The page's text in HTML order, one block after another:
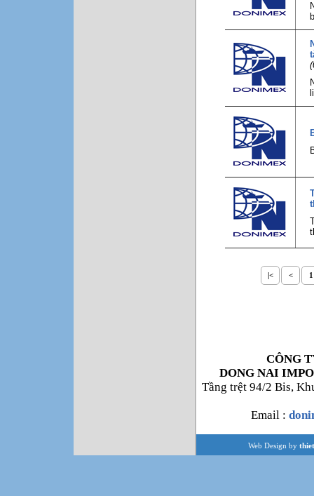
|< < 1
CÔNG
DONG NAI
Tầng trệt 94/2 Bis,
Email :
Web Design by